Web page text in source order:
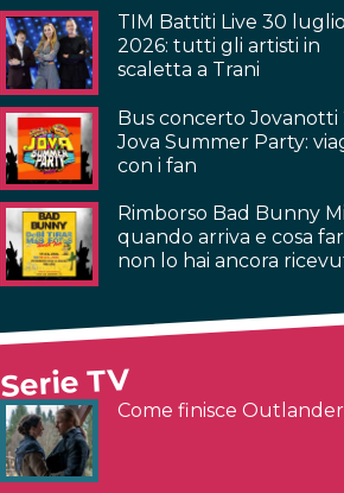
TIM Battiti Live 30 luglio
2026: tutti gli artisti in
scaletta a Trani
Bus concerto Jovanotti
Jova Summer Party:
con i fan
Rimborso Bad Bunny
quando arriva e cosa
non lo hai ancora
Serie TV
Come finisce